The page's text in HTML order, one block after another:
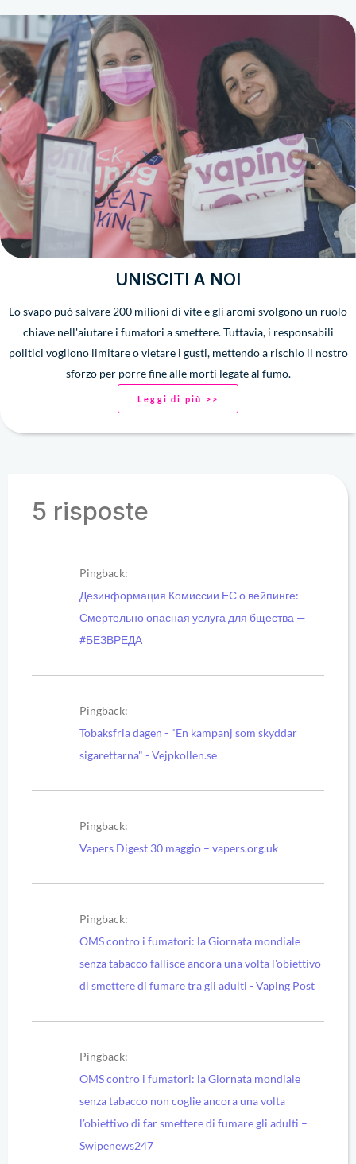
UNISCITI A NOI
Lo svapo può salvare 200 milioni di vite e gli aromi svolgono un ruolo
chiave nell'aiutare i fumatori a smettere. Tuttavia, i responsabili
politici vogliono limitare o vietare i gusti, mettendo a rischio il nostro
sforzo per porre fine alle morti legate al fumo.
Leggi di più >>
5 risposte
Pingback:
Дезинформация Комиссии ЕС о вейпинге:
Смертельно опасная услуга для бщества —
#БЕЗВРЕДА
Pingback:
Tobaksfria dagen - "En kampanj som skyddar
sigarettarna" - Vejpkollen.se
Pingback:
Vapers Digest 30 maggio – vapers.org.uk
Pingback:
OMS contro i fumatori: la Giornata mondiale
senza tabacco fallisce ancora una volta l'obiettivo
di smettere di fumare tra gli adulti - Vaping Post
Pingback:
OMS contro i fumatori: la Giornata mondiale
senza tabacco non coglie ancora una volta
l’obiettivo di far smettere di fumare gli adulti –
Swipenews247